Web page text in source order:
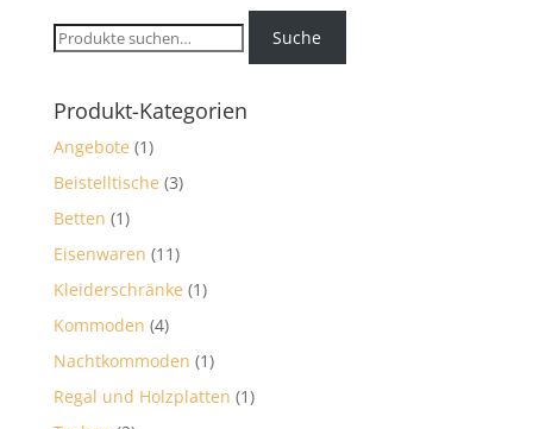
Suche
nach:
Suche
Produkt-Kategorien
Angebote (1)
Beistelltische (3)
Betten (1)
Eisenwaren (11)
Kleiderschränke (1)
Kommoden (4)
Nachtkommoden (1)
Regal und Holzplatten (1)